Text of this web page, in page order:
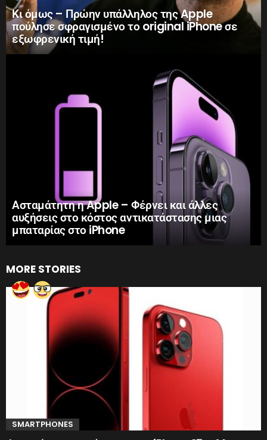
Κι όμως – Πρώην υπάλληλος της Apple
πούλησε σφραγισμένο το original iPhone σε
εξωφρενική τιμή!
Ασταμάτητη η Apple – Φέρνει και άλλες
αυξήσεις στο κόστος αντικατάστασης μιας
μπαταρίας στο iPhone
MORE STORIES
SMARTPHONES